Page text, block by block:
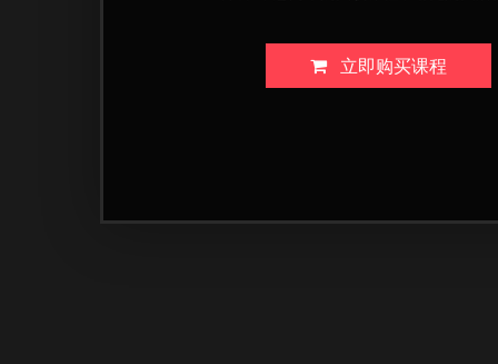
立即购买课程